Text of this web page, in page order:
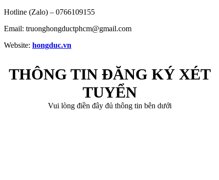
Hotline (Zalo) – 0766109155
Email: truonghongductphcm@gmail.com
Website: hongduc.vn
THÔNG TIN ĐĂNG KÝ XÉT
TUYỂN
Vui lòng điền đây đủ thông tin bên dưới